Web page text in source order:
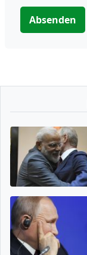
Absenden